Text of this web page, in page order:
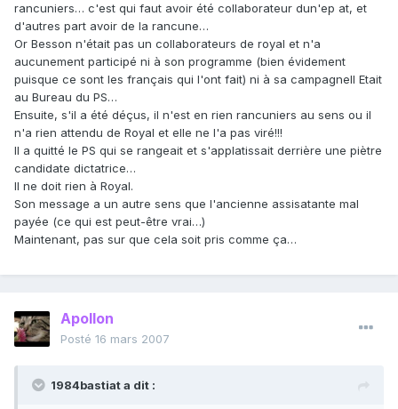
rancuniers… c'est qui faut avoir été collaborateur dun'ep at, et
d'autres part avoir de la rancune…
Or Besson n'était pas un collaborateurs de royal et n'a
aucunement participé ni à son programme (bien évidement
puisque ce sont les français qui l'ont fait) ni à sa campagneIl Etait
au Bureau du PS…
Ensuite, s'il a été déçus, il n'est en rien rancuniers au sens ou il
n'a rien attendu de Royal et elle ne l'a pas viré!!!
Il a quitté le PS qui se rangeait et s'applatissait derrière une piètre
candidate dictatrice…
Il ne doit rien à Royal.
Son message a un autre sens que l'ancienne assisatante mal
payée (ce qui est peut-être vrai…)
Maintenant, pas sur que cela soit pris comme ça…
Apollon
Posté 16 mars 2007
1984bastiat a dit :